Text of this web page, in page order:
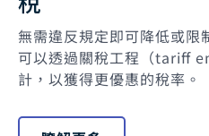
無需違反規定即可降低或限
可以透過關稅工程（tariff
計，以獲得更優惠的稅率。